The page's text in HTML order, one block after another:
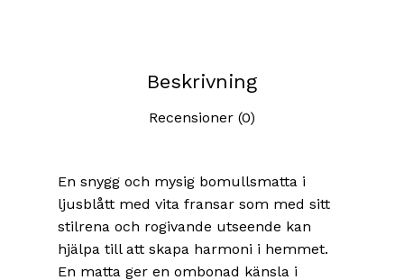
Beskrivning
Recensioner (0)
En snygg och mysig bomullsmatta i
ljusblått med vita fransar som med sitt
stilrena och rogivande utseende kan
hjälpa till att skapa harmoni i hemmet.
En matta ger en ombonad känsla i